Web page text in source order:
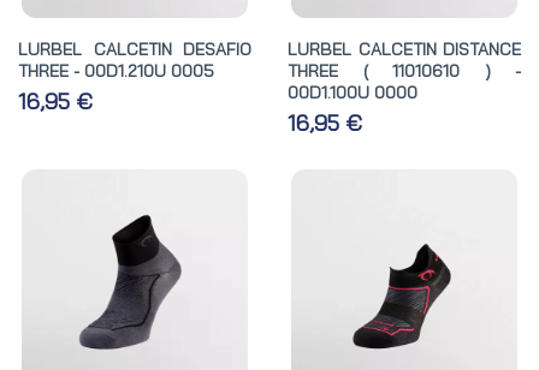
LURBEL CALCETIN DESAFIO
THREE - 00D1.210U 0005
16,95 €
LURBEL CALCETIN DISTANCE
THREE ( 11010610 ) -
00D1.100U 0000
16,95 €